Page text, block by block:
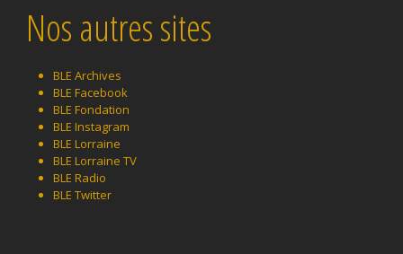
Nos autres sites
BLE Archives
BLE Facebook
BLE Fondation
BLE Instagram
BLE Lorraine
BLE Lorraine TV
BLE Radio
BLE Twitter